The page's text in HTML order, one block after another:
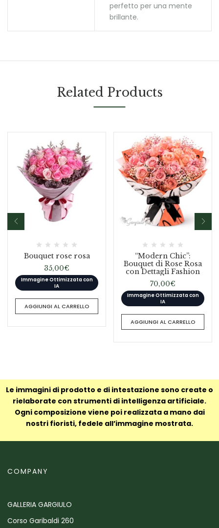
perfetto per una mente
brillante.
Related Products
Bouquet rose rosa
35,00€
Immagine Ottimizzata con
IA
AGGIUNGI AL CARRELLO
“Modern Chic”:
Bouquet di Rose Rosa
con Dettagli Fashion
70,00€
Immagine Ottimizzata con
IA
AGGIUNGI AL CARRELLO
Le immagini di prodotto e di intestazione sono create o
rielaborate con strumenti di intelligenza artificiale.
Ogni composizione viene poi realizzata a mano dai
nostri fioristi, fedele all’immagine mostrata.
COMPANY
GALLERIA GARGIULO
Corso Garibaldi 260